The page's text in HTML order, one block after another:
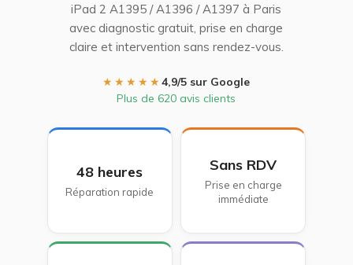
iPad 2 A1395 / A1396 / A1397 à Paris
avec diagnostic gratuit, prise en charge
claire et intervention sans rendez-vous.
★★★★★4,9/5 sur Google
Plus de 620 avis clients
48 heures
Réparation rapide
Sans RDV
Prise en charge
immédiate